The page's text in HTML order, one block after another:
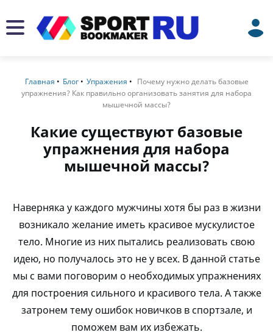
Главная Блог Упражения
Почему нужно делать базовые
упражнения? Как правильно организовать занятия для набора
мышечной массы?
Какие существуют базовые
упражнения для набора
мышечной массы?
Наверняка у каждого мужчины хотя бы раз в жизни
возникало желание иметь красивое мускулистое
тело. Многие из них пытались реализовать свою
идею, но получалось это не у всех. В данной статье
мы с вами поговорим о необходимых упражнениях
для построения сильного и красивого тела. А также
затронем тему ошибок новичков в спортзале, и
поможем вам их избежать.